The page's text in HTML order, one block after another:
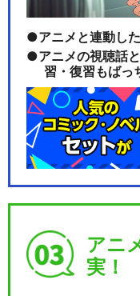
アニメと連動し
アニメの視聴話
習・復習もばっ
アニ
実！